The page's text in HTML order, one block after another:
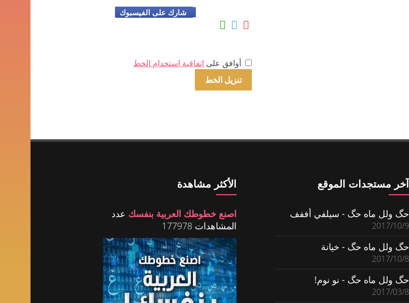
شارك على الفيسبوك
أوافق على اتفاقية استخدام الخط
آخر مستجدات الموقع
حگ ولل ماه حگ - سيلفي أففف
2017/10/9
حگ ولل ماه حگ - خيانة
2017/10/8
حگ ولل ماه حگ - نو نوم!
2017/03/8
الأكثر مشاهدة
اصنع خطوطك العربية بنفسك عدد
المشاهدات 177978